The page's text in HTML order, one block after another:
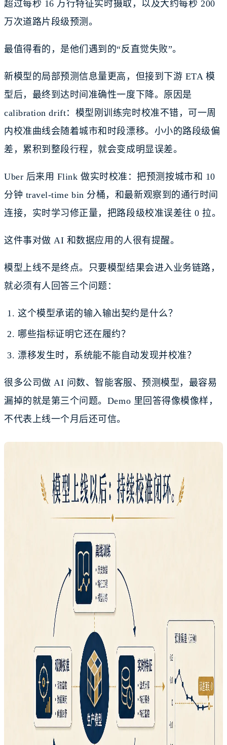
超过每秒 16 万行特征实时摄取，以及大约每秒 200
万次道路片段级预测。
最值得看的，是他们遇到的“反直觉失败”。
新模型的局部预测信息量更高，但接到下游 ETA 模
型后，最终到达时间准确性一度下降。原因是
calibration drift：模型刚训练完时校准不错，可一周
内校准曲线会随着城市和时段漂移。小小的路段级偏
差，累积到整段行程，就会变成明显误差。
Uber 后来用 Flink 做实时校准：把预测按城市和 10
分钟 travel-time bin 分桶，和最新观察到的通行时间
连接，实时学习修正量，把路段级校准误差往 0 拉。
这件事对做 AI 和数据应用的人很有提醒。
模型上线不是终点。只要模型结果会进入业务链路，
就必须有人回答三个问题：
这个模型承诺的输入输出契约是什么？
哪些指标证明它还在履约？
漂移发生时，系统能不能自动发现并校准？
很多公司做 AI 问数、智能客服、预测模型，最容易
漏掉的就是第三个问题。Demo 里回答得像模像样，
不代表上线一个月后还可信。